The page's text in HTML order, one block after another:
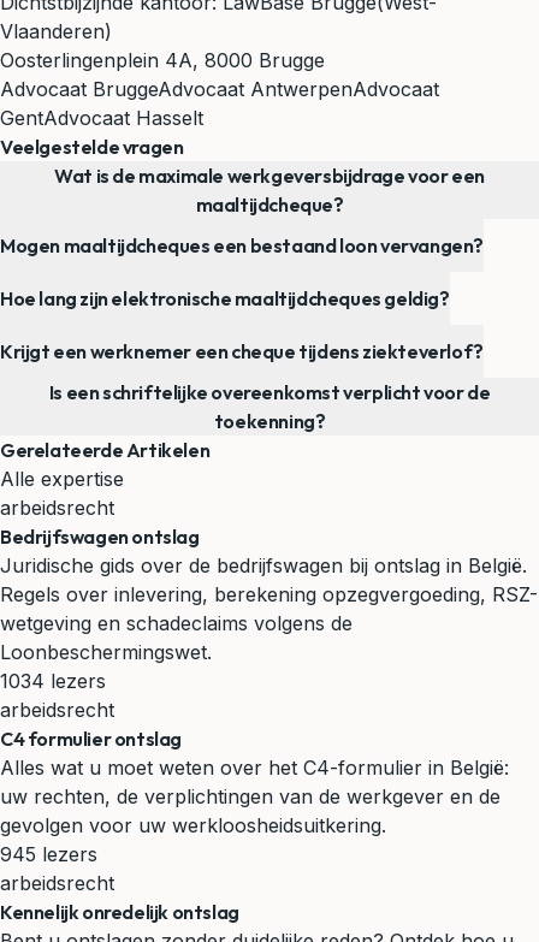
Vlaanderen)
Oosterlingenplein 4A, 8000 Brugge
Advocaat BruggeAdvocaat AntwerpenAdvocaat
GentAdvocaat Hasselt
Veelgestelde vragen
Wat is de maximale werkgeversbijdrage voor een
maaltijdcheque?
Mogen maaltijdcheques een bestaand loon vervangen?
Hoe lang zijn elektronische maaltijdcheques geldig?
Krijgt een werknemer een cheque tijdens ziekteverlof?
Is een schriftelijke overeenkomst verplicht voor de
toekenning?
Gerelateerde Artikelen
Alle expertise
arbeidsrecht
Bedrijfswagen ontslag
Juridische gids over de bedrijfswagen bij ontslag in België.
Regels over inlevering, berekening opzegvergoeding, RSZ-
wetgeving en schadeclaims volgens de
Loonbeschermingswet.
1034 lezers
arbeidsrecht
C4 formulier ontslag
Alles wat u moet weten over het C4-formulier in België:
uw rechten, de verplichtingen van de werkgever en de
gevolgen voor uw werkloosheidsuitkering.
945 lezers
arbeidsrecht
Kennelijk onredelijk ontslag